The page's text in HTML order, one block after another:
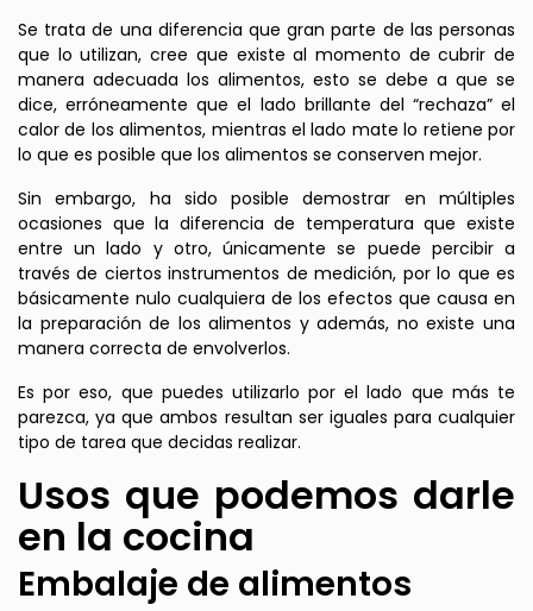
Se trata de una diferencia que gran parte de las personas
que lo utilizan, cree que existe al momento de cubrir de
manera adecuada los alimentos, esto se debe a que se
dice, erróneamente que el lado brillante del “rechaza” el
calor de los alimentos, mientras el lado mate lo retiene por
lo que es posible que los alimentos se conserven mejor.
Sin embargo, ha sido posible demostrar en múltiples
ocasiones que la diferencia de temperatura que existe
entre un lado y otro, únicamente se puede percibir a
través de ciertos instrumentos de medición, por lo que es
básicamente nulo cualquiera de los efectos que causa en
la preparación de los alimentos y además, no existe una
manera correcta de envolverlos.
Es por eso, que puedes utilizarlo por el lado que más te
parezca, ya que ambos resultan ser iguales para cualquier
tipo de tarea que decidas realizar.
Usos que podemos darle
en la cocina
Embalaje de alimentos
CONSIGUE UN 7% DE
DESCUENTO
Email
ACEPTAR
No, gracias